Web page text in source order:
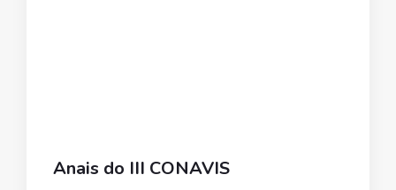
Anais do III CONAVIS